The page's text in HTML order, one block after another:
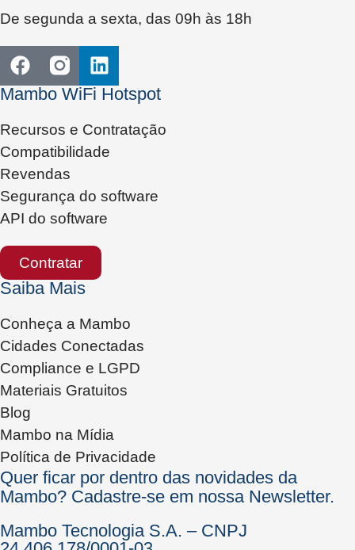
De segunda a sexta, das 09h às 18h
Mambo WiFi Hotspot
Recursos e Contratação
Compatibilidade
Revendas
Segurança do software
API do software
Contratar
Saiba Mais
Conheça a Mambo
Cidades Conectadas
Compliance e LGPD
Materiais Gratuitos
Blog
Mambo na Mídia
Política de Privacidade
Quer ficar por dentro das novidades da
Mambo? Cadastre-se em nossa Newsletter.
Mambo Tecnologia S.A. – CNPJ